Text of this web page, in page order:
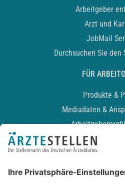
Arbeitgeber
Arzt und
JobMail
Durchsuchen Sie
FÜR
Produkte &
Mediadaten &
Recruiting-